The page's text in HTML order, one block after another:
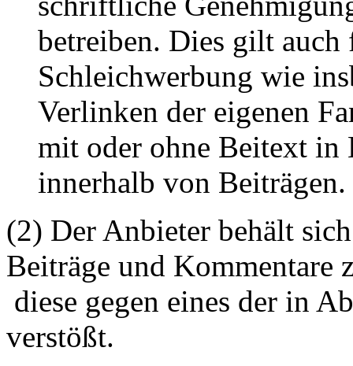
betreiben. Dies gilt auch
Schleichwerbung wie
Verlinken der eigenen
mit oder ohne Beitext in
innerhalb von Beiträgen.
(2) Der Anbieter behält
Beiträge und Kommentare
diese gegen eines der in
verstößt.